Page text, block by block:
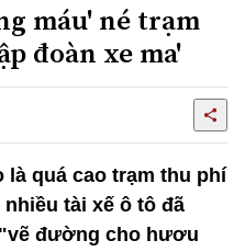
máu' né trạm
đoàn xe ma'
là quá cao trạm thu phí
nhiều tài xế ô tô đã
đường cho hươu